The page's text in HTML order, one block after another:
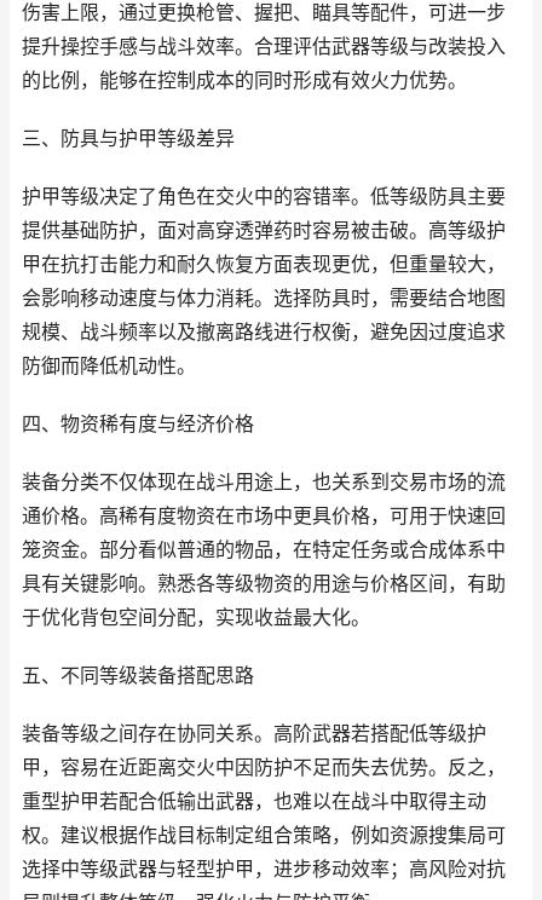
伤害上限，通过更换枪管、握把、瞄具等配件，可进一步
提升操控手感与战斗效率。合理评估武器等级与改装投入
的比例，能够在控制成本的同时形成有效火力优势。
三、防具与护甲等级差异
护甲等级决定了角色在交火中的容错率。低等级防具主要
提供基础防护，面对高穿透弹药时容易被击破。高等级护
甲在抗打击能力和耐久恢复方面表现更优，但重量较大，
会影响移动速度与体力消耗。选择防具时，需要结合地图
规模、战斗频率以及撤离路线进行权衡，避免因过度追求
防御而降低机动性。
四、物资稀有度与经济价格
装备分类不仅体现在战斗用途上，也关系到交易市场的流
通价格。高稀有度物资在市场中更具价格，可用于快速回
笼资金。部分看似普通的物品，在特定任务或合成体系中
具有关键影响。熟悉各等级物资的用途与价格区间，有助
于优化背包空间分配，实现收益最大化。
五、不同等级装备搭配思路
装备等级之间存在协同关系。高阶武器若搭配低等级护
甲，容易在近距离交火中因防护不足而失去优势。反之，
重型护甲若配合低输出武器，也难以在战斗中取得主动
权。建议根据作战目标制定组合策略，例如资源搜集局可
选择中等级武器与轻型护甲，进步移动效率；高风险对抗